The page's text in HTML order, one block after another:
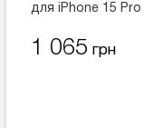
для iPhone 15 Pro
1 065 грн